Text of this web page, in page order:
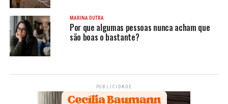
MARINA DUTRA
Por que algumas pessoas nunca acham que
são boas o bastante?
PUBLICIDADE